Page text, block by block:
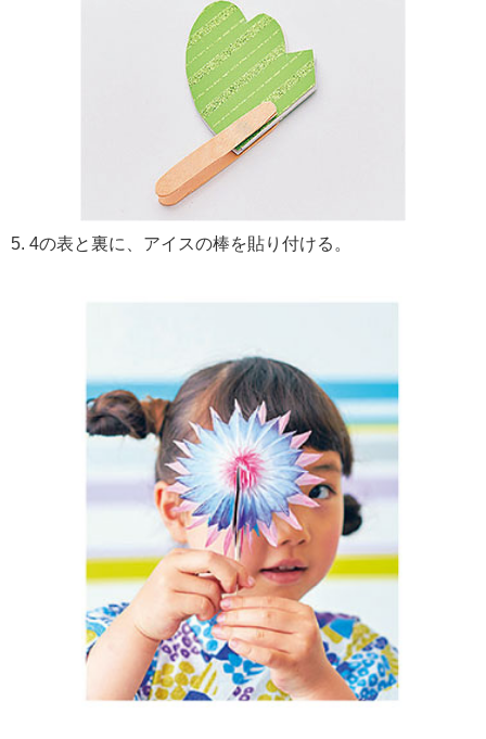
5. 4の表と裏に、アイスの棒を貼り付ける。